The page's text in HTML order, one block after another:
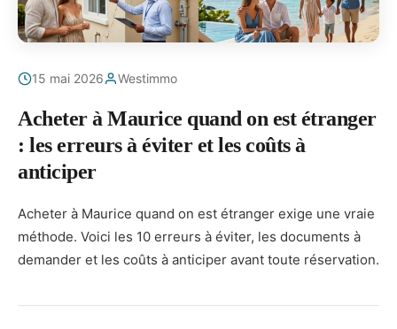
15 mai 2026 Westimmo
Acheter à Maurice quand on est étranger
: les erreurs à éviter et les coûts à
anticiper
Acheter à Maurice quand on est étranger exige une vraie
méthode. Voici les 10 erreurs à éviter, les documents à
demander et les coûts à anticiper avant toute réservation.